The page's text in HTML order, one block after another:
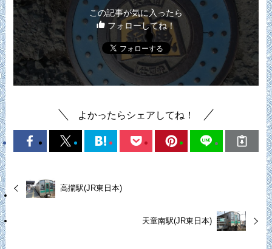
この記事が気に入ったら
フォローしてね！
よかったらシェアしてね！
高擶駅(JR東日本)
天童南駅(JR東日本)